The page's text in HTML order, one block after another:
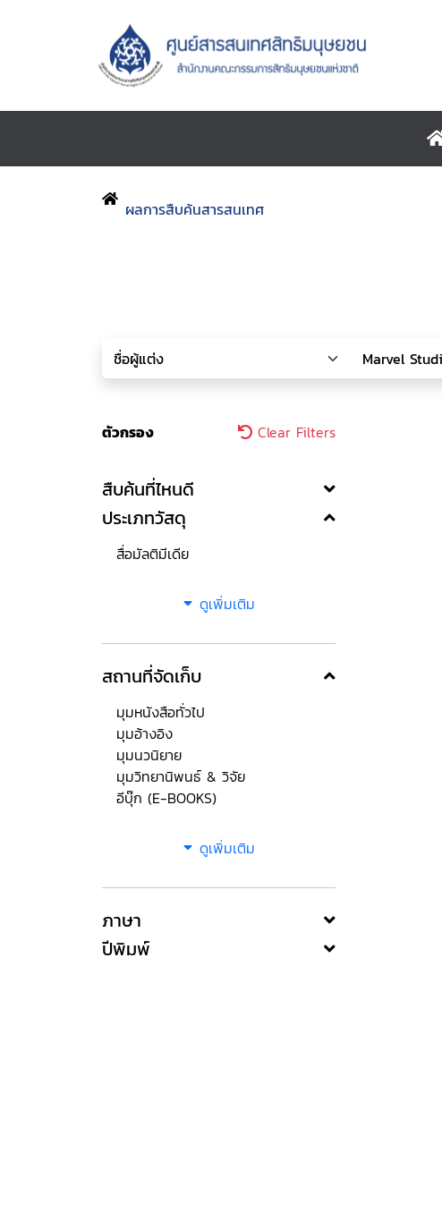
ผลการสืบค้นสารสนเทศ
ตัวกรอง Clear Filters
สืบค้นที่ไหนดี
ประเภทวัสดุ
สื่อมัลติมีเดีย
ดูเพิ่มเติม
สถานที่จัดเก็บ
มุมหนังสือทั่วไป
มุมอ้างอิง
มุมนวนิยาย
มุมวิทยานิพนธ์ & วิจัย
อีบุ๊ก (E-BOOKS)
ดูเพิ่มเติม
ภาษา
ปีพิมพ์